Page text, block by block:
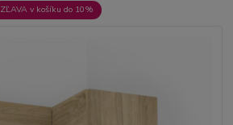
ZĽAVA v košíku do 10%